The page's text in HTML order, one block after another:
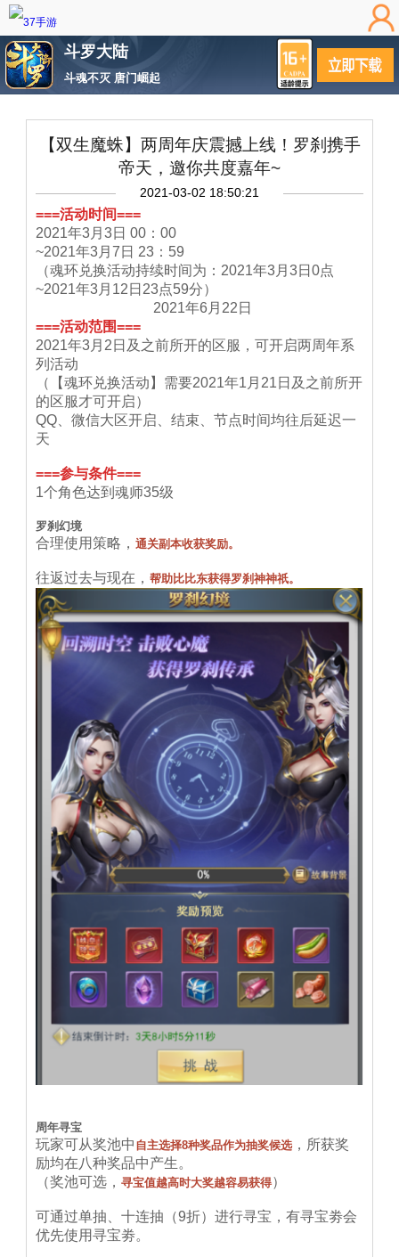
斗罗大陆
斗魂不灭 唐门崛起
【双生魔蛛】两周年庆震撼上线！罗刹携手
帝天，邀你共度嘉年~
2021-03-02 18:50:21
===活动时间===
2021年3月3日 00：00
~2021年3月7日 23：59
（魂环兑换活动持续时间为：2021年3月3日0点
~2021年3月12日23点59分）
2021年6月22日
===活动范围===
2021年3月2日及之前所开的区服，可开启两周年系
列活动
（【魂环兑换活动】需要2021年1月21日及之前所开
的区服才可开启）
QQ、微信大区开启、结束、节点时间均往后延迟一
天
===参与条件===
1个角色达到魂师35级
罗刹幻境
合理使用策略，通关副本收获奖励。
往返过去与现在，帮助比比东获得罗刹神神祇。
周年寻宝
玩家可从奖池中 自主选择8种奖品作为抽奖候选，所获奖
励均在八种奖品中产生。
（奖池可选，寻宝值越高时大奖越容易获得）
可通过单抽、十连抽（9折）进行寻宝，有寻宝劵会
优先使用寻宝劵。